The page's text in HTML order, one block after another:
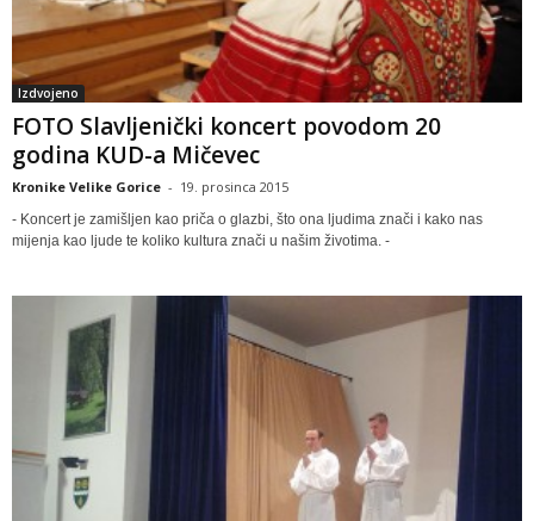
Izdvojeno
FOTO Slavljenički koncert povodom 20
godina KUD-a Mičevec
Kronike Velike Gorice - 19. prosinca 2015
- Koncert je zamišljen kao priča o glazbi, što ona ljudima znači i kako nas
mijenja kao ljude te koliko kultura znači u našim životima. -